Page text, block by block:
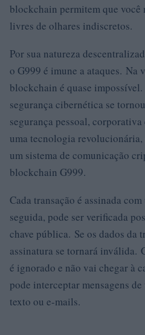
blockchain permitem que você
livres de olhares indiscretos.
Por sua natureza
o G999 é imune a ataques. Na
blockchain é quase
segurança cibernética se
segurança pessoal,
uma tecnologia revolucionária,
um sistema de comunicação
blockchain G999.
Cada transação é assinada
seguida, pode ser verificada
chave pública. Se os dados da
assinatura se tornará inválida.
é ignorado e não vai chegar à
pode interceptar mensagens
texto ou e-mails.